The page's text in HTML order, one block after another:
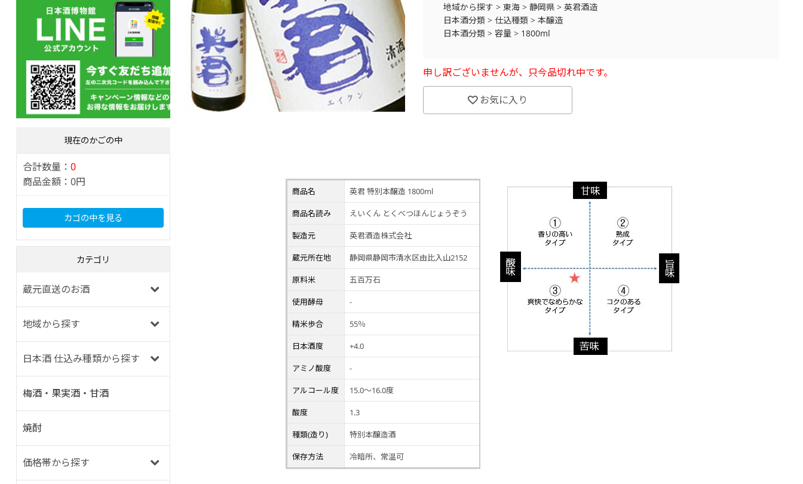
現在のかごの中
合計数量： 0
商品金額： 0円
カゴの中を見る
カテゴリ
蔵元直送のお酒
地域から探す
日本酒 仕込み種類から探す
梅酒・果実酒・甘酒
焼酎
価格帯から探す
地域から探す >東海 >静岡県 >英君酒造
日本酒分類 > 仕込種類 >本醸造
日本酒分類 >容量 > 1800ml
申し訳ございませんが、只今品切れ中です。
お気に入り
商品名 英君 特別本醸造 1800ml
商品名読み えいくん とくべつほんじょうぞう
製造元 英君酒造株式会社
蔵元所在地 静岡県静岡市清水区由比入山2152
原料米 五百万石
使用酵母 -
精米歩合 55％
日本酒度 +4.0
アミノ酸度 -
アルコール度 15.0～16.0度
酸度 1.3
種類(造り) 特別本醸造酒
保存方法 冷暗所、常温可